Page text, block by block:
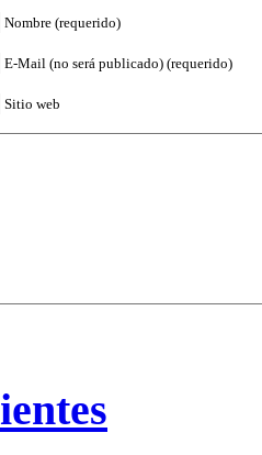
Nombre (requerido)
E-Mail (no será publicado) (requerido)
Sitio web